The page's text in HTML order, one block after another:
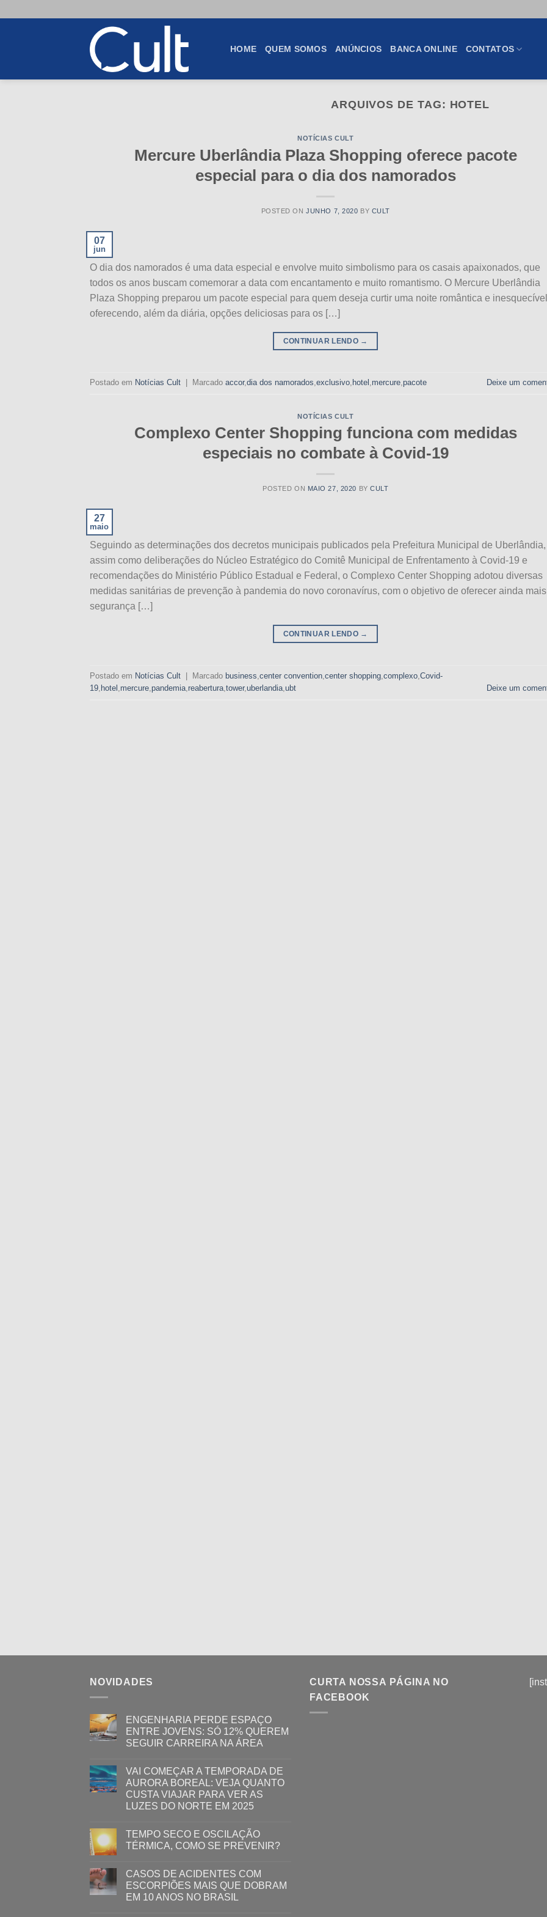
HOME QUEM SOMOS ANÚNCIOS BANCA ONLINE CONTATOS
ARQUIVOS DE TAG: HOTEL
NOTÍCIAS CULT
Mercure Uberlândia Plaza Shopping oferece pacote
especial para o dia dos namorados
POSTED ONJUNHO 7, 2020 BY CULT
07
jun
O dia dos namorados é uma data especial e envolve muito simbolismo para os casais apaixonados, que
todos os anos buscam comemorar a data com encantamento e muito romantismo. O Mercure Uberlândia
Plaza Shopping preparou um pacote especial para quem deseja curtir uma noite romântica e
oferecendo, além da diária, opções deliciosas para os […]
CONTINUAR LENDO →
Postado em Notícias Cult Marcado accor,dia dos namorados,exclusivo, hotel ,mercure,pacote Deixe um
NOTÍCIAS CULT
Complexo Center Shopping funciona com medidas
especiais no combate à Covid-19
POSTED ON MAIO 27, 2020 BYCULT
27
maio
Seguindo as determinações dos decretos municipais publicados pela Prefeitura Municipal de Uberlândia,
assim como deliberações do Núcleo Estratégico do Comitê Municipal de Enfrentamento à Covid-19 e
recomendações do Ministério Público Estadual e Federal, o Complexo Center Shopping adotou diversas
medidas sanitárias de prevenção à pandemia do novo coronavírus, com o objetivo de oferecer ainda mais
segurança […]
CONTINUAR LENDO →
Postado em Notícias Cult Marcado business center convention center shopping complexo Covid-
19 hotel mercure pandemia reabertura tower, uberlandia ubt Deixe um
NOVIDADES
ENGENHARIA PERDE ESPAÇO
ENTRE JOVENS: SÓ 12% QUEREM
SEGUIR CARREIRA NA ÁREA
VAI COMEÇAR A TEMPORADA DE
AURORA BOREAL: VEJA QUANTO
CUSTA VIAJAR PARA VER AS
LUZES DO NORTE EM 2025
TEMPO SECO E OSCILAÇÃO
TÉRMICA, COMO SE PREVENIR?
CASOS DE ACIDENTES COM
ESCORPIÕES MAIS QUE DOBRAM
EM 10 ANOS NO BRASIL
CURTA NOSSA PÁGINA NO
FACEBOOK